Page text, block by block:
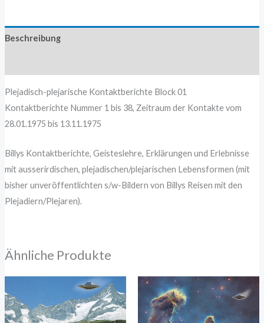
Beschreibung
Plejadisch-plejarische Kontaktberichte Block 01
Kontaktberichte Nummer 1 bis 38, Zeitraum der Kontakte vom
28.01.1975 bis 13.11.1975
Billys Kontaktberichte, Geisteslehre, Erklärungen und Erlebnisse
mit ausserirdischen, plejadischen/plejarischen Lebensformen (mit
bisher unveröffentlichten s/w-Bildern von Billys Reisen mit den
Plejadiern/Plejaren).
Ähnliche Produkte